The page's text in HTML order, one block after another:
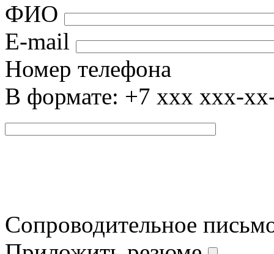
ФИО
E-mail
Номер телефона
В формате: +7 xxx xxx-
Сопроводительное